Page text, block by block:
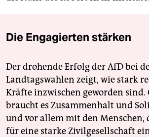
Die Engagierten stärken
Der drohende Erfolg der AfD bei
Landtagswahlen zeigt, wie stark
Kräfte inzwischen geworden sind.
braucht es Zusammenhalt und
und vor allem mit den Menschen,
für eine starke Zivilgesellschaft